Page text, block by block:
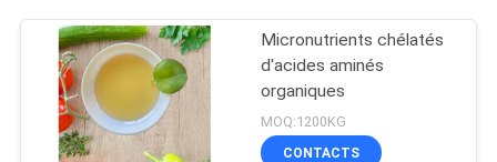
Micronutrients chélatés
d'acides aminés
organiques
MOQ:1200KG
CONTACTS